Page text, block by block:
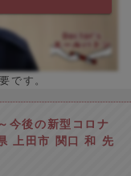
です。
今後の新型コロナ
上田市 関口 和 先